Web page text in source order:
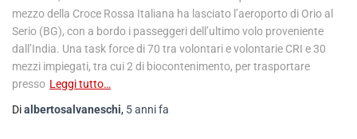
mezzo della Croce Rossa Italiana ha lasciato l’aeroporto di Orio al
Serio (BG), con a bordo i passeggeri dell’ultimo volo proveniente
dall’India. Una task force di 70 tra volontari e volontarie CRI e 30
mezzi impiegati, tra cui 2 di biocontenimento, per trasportare
presso Leggi tutto…
Dialbertosalvaneschi, 5 annifa